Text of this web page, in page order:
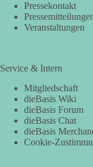
Pressekontakt
Veranstaltungen
Service & Intern
Mitgliedschaft
dieBasis Wiki
dieBasis Forum
dieBasis Chat
dieBasis
Cookie-